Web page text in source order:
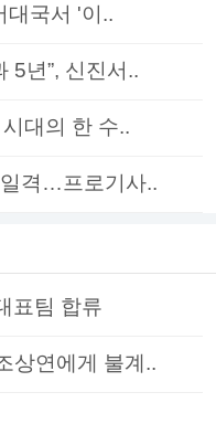
대국서 '이..
5년”, 신진서..
대의 한 수..
격…프로기사..
표팀 합류
상연에게 불계..